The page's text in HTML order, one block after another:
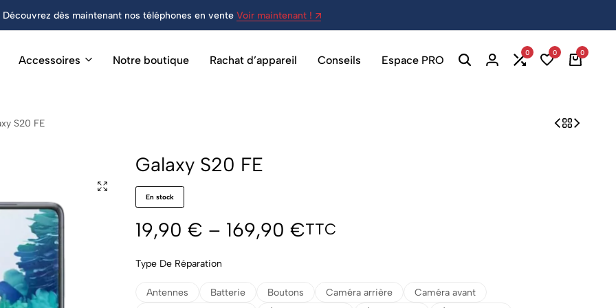
Découvrez dès maintenant nos téléphones en vente Voir maintenant !
Accessoires Notre boutique Rachat d’appareil Conseils Espace PRO
0 0 0
S20 FE
Galaxy S20 FE
En stock
19,90 € – 169,90 €TTC
Type De Réparation
Antennes Batterie Boutons Caméra arrière
Caméra avant